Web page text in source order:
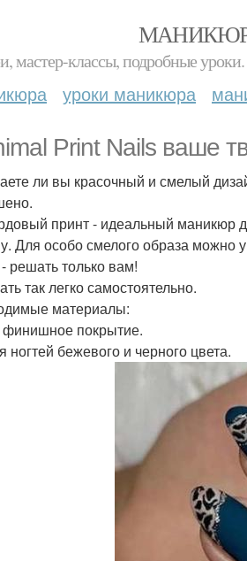
мастер-классы, подробные
уроки маникюра
Print Nails ваше
ли вы красочный и смелый
принт - идеальный маникюр
Для особо смелого образа можно
- решать только вам!
так легко самостоятельно.
материалы:
финишное покрытие.
ногтей бежевого и черного цвета.